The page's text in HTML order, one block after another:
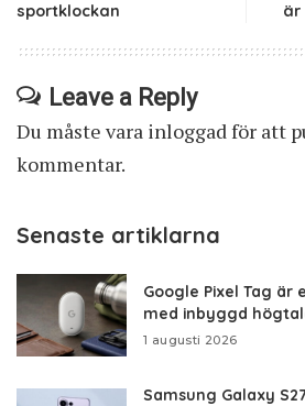
sportklockan
är
Leave a Reply
Du måste vara inloggadför att
kommentar.
Senaste artiklarna
Google Pixel Tag
med inbyggd
1 augusti 2026
Samsung Galaxy